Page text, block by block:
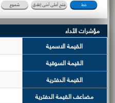
خط
فتح أعلى أدنى إغلاق شموع
مؤشرات الأداء
القيمة الاسمية
القيمة السوقية
القيمة الدفترية
مضاعف القيمة الدفترية